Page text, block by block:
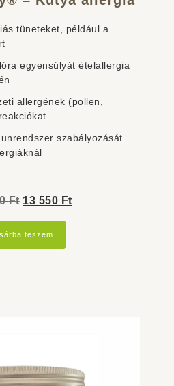
tüneteket, például a
egyensúlyát ételallergia
allergének (pollen,
szabályozását
Ft Original
price
was:
13 550 FtCurrent
teszem